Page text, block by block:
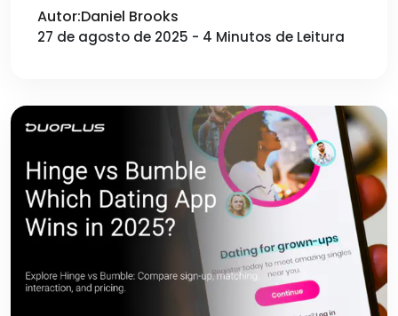
com DuoPlus
Autor:Daniel Brooks
27 de agosto de 2025 - 4 Minutos de Leitura